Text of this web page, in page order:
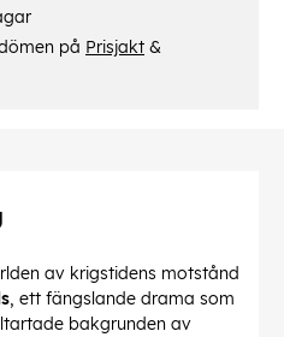
på Prisjakt &
av krigstidens motstånd
, ett fängslande drama som
bakgrunden av